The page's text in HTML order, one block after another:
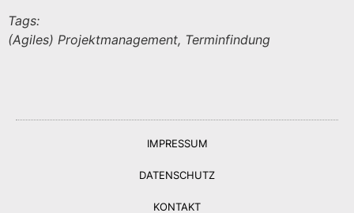
Tags:
(Agiles) Projektmanagement, Terminfindung
IMPRESSUM
DATENSCHUTZ
KONTAKT